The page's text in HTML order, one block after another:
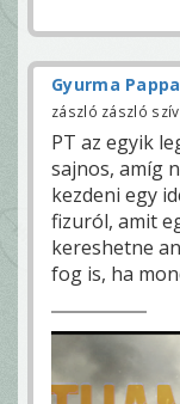
Gyurma Pappa
zászló zászló szív
PT az egyik
sajnos, amíg
kezdeni egy
fizuról, amit
kereshetne
fog is, ha